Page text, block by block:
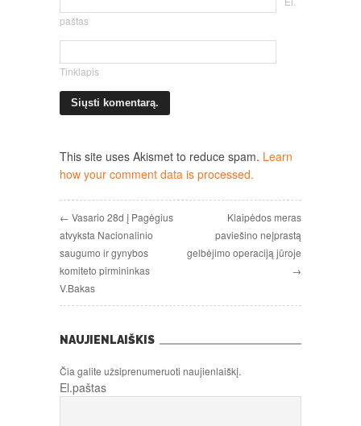
paštas
Tinklapis
This site uses Akismet to reduce spam. Learn
how your comment data is processed.
← Vasario 28d į Pagėgius
atvyksta Nacionalinio
saugumo ir gynybos
komiteto pirmininkas
V.Bakas
Klaipėdos meras
paviešino neįprastą
gelbėjimo operaciją jūroje
→
NAUJIENLAIŠKIS
Čia galite užsiprenumeruoti naujienlaiškį.
El.paštas